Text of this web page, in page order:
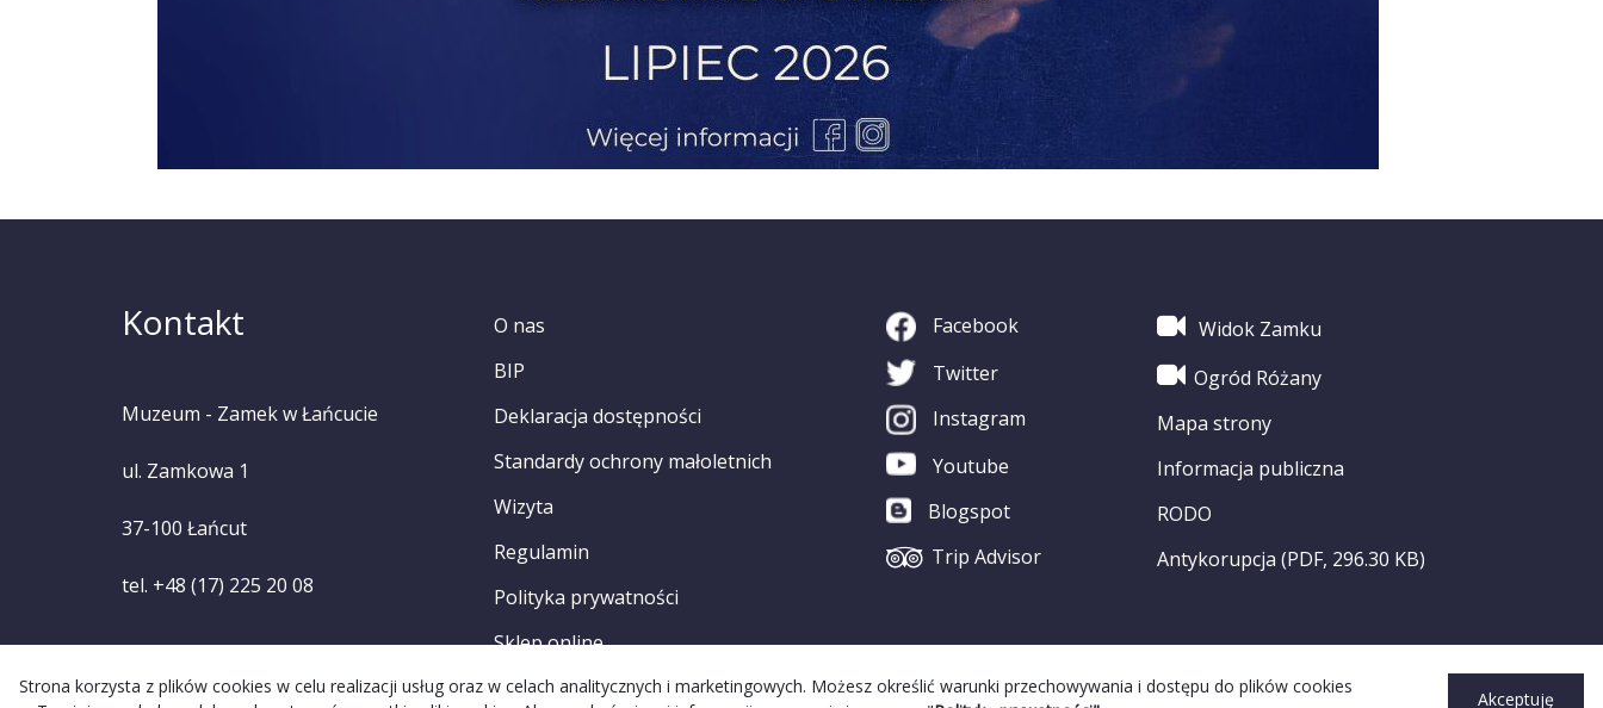
Strona korzysta z plików cookies w celu realizacji usług oraz w celach analitycznych i marketingowych. Możesz określić warunki przechowywania i dostępu do plików cookies
Akceptuję
Kontakt
Muzeum - Zamek w Łańcucie
ul. Zamkowa 1
37-100 Łańcut
tel. +48 (17) 225 20 08
O nas
BIP
Deklaracja dostępności
Standardy ochrony małoletnich
Wizyta
Regulamin
Polityka prywatności
Sklep online
Facebook
Twitter
Instagram
Youtube
Blogspot
Trip Advisor
Widok Zamku
Ogród Różany
Mapa strony
Informacja publiczna
RODO
Antykorupcja (PDF, 296.30 KB)